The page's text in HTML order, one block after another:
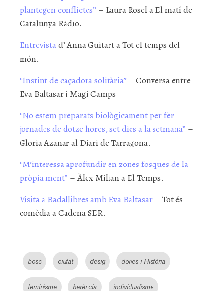
plantegen conflictes” – Laura Rosel a El matí de
Catalunya Ràdio.
Entrevistad’ Anna Guitart a Tot el temps del
món.
“Instint de caçadora solitària” – Conversa entre
Eva Baltasar i Magí Camps
“No estem preparats biològicament per fer
jornades de dotze hores, set dies a la setmana” –
Gloria Azanar al Diari de Tarragona.
“M’interessa aprofundir en zones fosques de la
pròpia ment” – Àlex Milian a El Temps.
Visita a Badallibres amb Eva Baltasar – Tot és
comèdia a Cadena SER.
bosc ciutat desig dones i Història
feminisme herència individualisme